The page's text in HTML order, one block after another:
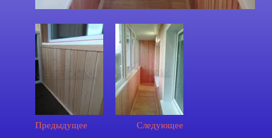
Предыдущее Следующее